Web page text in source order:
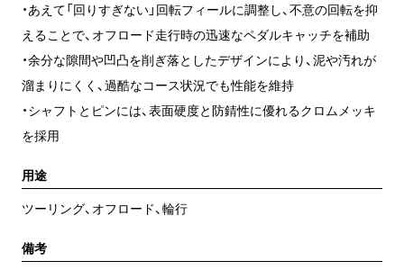
・あえて「回りすぎない」回転フィールに調整し、不意の回転を抑
えることで、オフロード走行時の迅速なペダルキャッチを補助
・余分な隙間や凹凸を削ぎ落としたデザインにより、泥や汚れが
溜まりにくく、過酷なコース状況でも性能を維持
・シャフトとピンには、表面硬度と防錆性に優れるクロムメッキ
を採用
用途
ツーリング、オフロード、輪行
備考